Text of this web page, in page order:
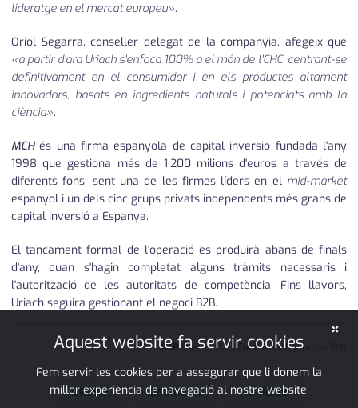
lideratge en el mercat europeu».
Oriol Segarra, conseller delegat de la companyia, afegeix que
«a partir d'ara Uriach s'enfoca 100% a el món de l'CHC, centrant-se
definitivament en el consumidor i en els productes altament
innovadors, basats en ingredients naturals i potenciats amb la
ciència».
MCHés una firma espanyola de capital inversió fundada l'any
1998 que gestiona més de 1.200 milions d'euros a través de
diferents fons, sent una de les firmes líders en el mid-market
espanyol i un dels cinc grups privats independents més grans de
capital inversió a Espanya.
El tancament formal de l'operació es produirà abans de finals
d'any, quan s'hagin completat alguns tràmits necessaris i
l'autorització de les autoritats de competència. Fins llavors,
Uriach seguirà gestionant el negoci B2B.
JMP 04 10•2021 |Font:Uriach [Roman RM]
URIACH EMPRESA NOTÍCIES
×
Aquest website fa servir cookies
Fem servir les cookies per a assegurar que li donem la
millor experiència de navegació al nostre website.